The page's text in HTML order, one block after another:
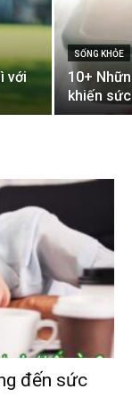
với
SỐNG KHỎE
10+
khiến
đến sức